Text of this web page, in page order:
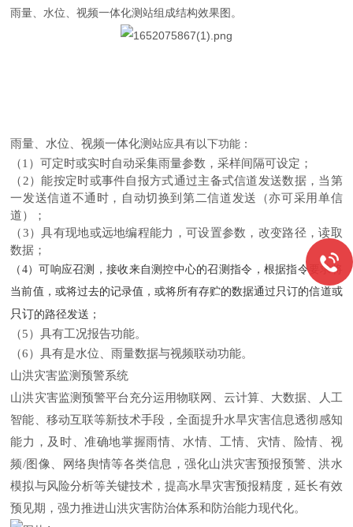
雨量、水位、视频一体化测站组成结构效果图。
雨量、水位、视频一体化测站应具有以下功能：
（1）可定时或实时自动采集雨量参数，采样间隔可设定；
（2）能按定时或事件自报方式通过主备式信道发送数据，当第
一发送信道不通时，自动切换到第二信道发送（亦可采用单信
道）；
（3）具有现地或远地编程能力，可设置参数，改变路径，读取
数据；
（4）可响应召测，接收来自测控中心的召测指令，根据指令要求将
当前值，或将过去的记录值，或将所有存贮的数据通过只订的信道或
只订的路径发送；
（5）具有工况报告功能。
（6）具有是水位、雨量数据与视频联动功能。
山洪灾害监测预警系统
山洪灾害监测预警平台充分运用物联网、云计算、大数据、人工
智能、移动互联等新技术手段，全面提升水旱灾害信息透彻感知
能力，及时、准确地掌握雨情、水情、工情、灾情、险情、视
频/图像、网络舆情等各类信息，强化山洪灾害预报预警、洪水
模拟与风险分析等关键技术，提高水旱灾害预报精度，延长有效
预见期，强力推进山洪灾害防治体系和防治能力现代化。